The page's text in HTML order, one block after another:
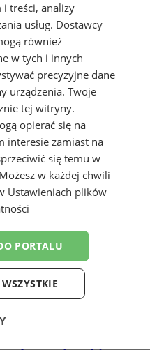
na utwór, który
Rynku
treści, analizy
usług. Dostawcy
również
w tych i innych
precyzyjne dane
urządzenia. Twoje
tej witryny.
opierać się na
interesie zamiast na
się temu w
w każdej chwili
Ustawieniach plików
PORTALU